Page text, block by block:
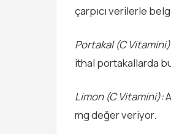
çarpıcı verilerle
Portakal (C
ithal portakallarda
Limon (C Vitamini):
mg değer veriyor.